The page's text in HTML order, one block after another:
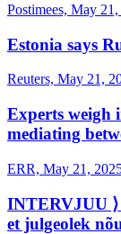
Postimees, May
Estonia says
Reuters, May 21,
Experts weigh
mediating
ERR, May 21,
INTERVJUU ⟩
et julgeolek